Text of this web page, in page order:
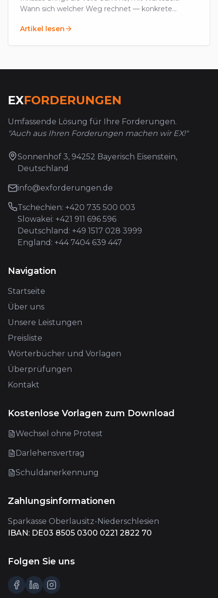
Wann sich welcher Weg rechnet — konkrete
Artikel lesen
EXFORDERUNGEN
Umfassende Lösung für Ihre Forderungen.
"Auch aus Ihren Forderungen machen wir EX!"
Sonnenhof 3, 94252 Bayerisch Eisenstein,
Deutschland
info@exforderungen.de
Tschechien: +420 735 500 003
Slowakei: +421 911 696 596
Deutschland: +49 1517 028 3999
England: +44 7404 639 447
Navigation
Startseite
Über uns
Unsere Leistungen
Preisliste
Wörterbücher und Vorlagen
Überprüfungen
Kontakt
Kostenlose Vorlagen zum Download
Wechsel ohne Protest
Darlehensvertrag
Schuldanerkennung
Zahlungsinformationen
Sparkasse Oberlausitz-Niederschlesien
IBAN: DE03 8505 0300 0221 2822 70
Folgen Sie uns